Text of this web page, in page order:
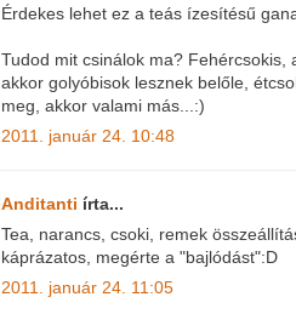
Érdekes lehet ez a teás ízesítésű
Tudod mit csinálok ma? Fehércsokis,
akkor golyóbisok lesznek belőle,
meg, akkor valami más...:)
2011. január 24. 10:48
Anditanti írta...
Tea, narancs, csoki, remek
káprázatos, megérte a "bajlódást":D
2011. január 24. 11:05